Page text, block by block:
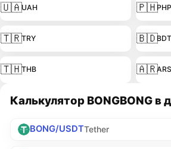
🇺🇦UAH 🇵🇭PHP
🇹🇷TRY 🇧🇩BDT
🇹🇭THB 🇦🇷ARS
Калькулятор BONGBONG в
BONG/USDTTether